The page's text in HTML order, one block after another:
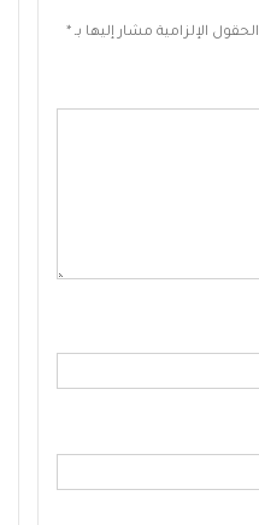
الحقول الإلزامية مشار إليها بـ *